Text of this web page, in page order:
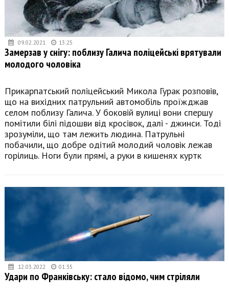
09.02.2021 13:25
Замерзав у снігу: поблизу Галича поліцейські врятували
молодого чоловіка
Прикарпатський поліцейський Микола Гурак розповів,
що на вихідних патрульний автомобіль проїжджав
селом поблизу Галича. У боковій вулиці вони спершу
помітили білі підошви від кросівок, далі - джинси. Тоді
зрозуміли, що там лежить людина. Патрульні
побачили, що добре одітий молодий чоловік лежав
горілиць. Ноги були прямі, а руки в кишенях куртк
12.03.2022 01:35
Удари по Франківську: стало відомо, чим стріляли